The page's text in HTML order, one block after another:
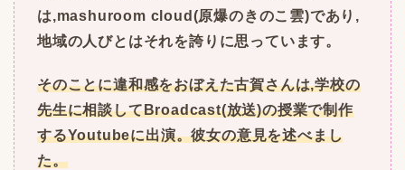
は,mashuroom cloud(原爆のきのこ雲)であり,
地域の人びとはそれを誇りに思っています。
そのことに違和感をおぼえた古賀さんは,学校の
先生に相談してBroadcast(放送)の授業で制作
するYoutubeに出演。彼女の意見を述べまし
た。